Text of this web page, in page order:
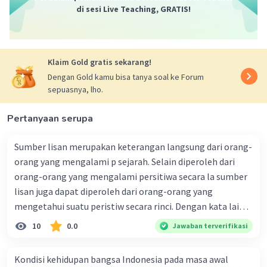
minoritas kulit putih atas mayoritas kulit hitam,
terhadap penduduk asli Afrika Selatan.
Community Level 89
Jawaban terverifikasi
jawabannya adalah C.
Penyebab kebijakan ini adalah pendudukan
di sesi Live Teaching, GRATIS!
Klaim Gold gratis sekarang!
Dengan Gold kamu bisa tanya soal ke Forum
sepuasnya, lho.
Pertanyaan serupa
Sumber lisan merupakan keterangan langsung dari orang-
orang yang mengalami p sejarah. Selain diperoleh dari
orang-orang yang mengalami persitiwa secara la sumber
lisan juga dapat diperoleh dari orang-orang yang
mengetahui suatu peristiw secara rinci. Dengan kata lain
sumber sejarah lisan dapat digunakan untuk sumba dan
sekunder. Bagaimana cara mendapatkan sumber sejarah
10 0.0 Jawaban terverifikasi
Kondisi kehidupan bangsa Indonesia pada masa awal